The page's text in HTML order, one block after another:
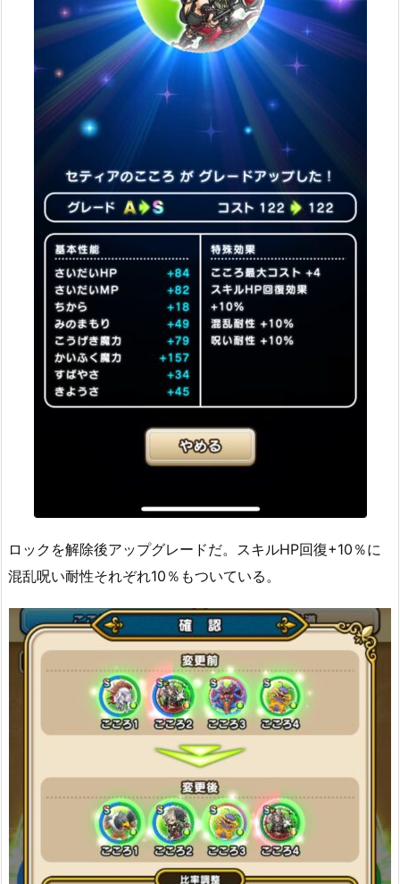
ロックを解除後アップグレードだ。スキルHP回復+10％に
混乱呪い耐性それぞれ10％もついている。